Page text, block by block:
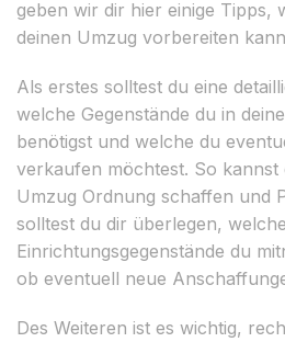
geben wir dir hier einige Tipps,
deinen Umzug vorbereiten
Als erstes solltest du eine
welche Gegenstände du in
benötigst und welche du
verkaufen möchtest. So
Umzug Ordnung schaffen und
solltest du dir überlegen,
Einrichtungsgegenstände du
ob eventuell neue
Des Weiteren ist es wichtig,